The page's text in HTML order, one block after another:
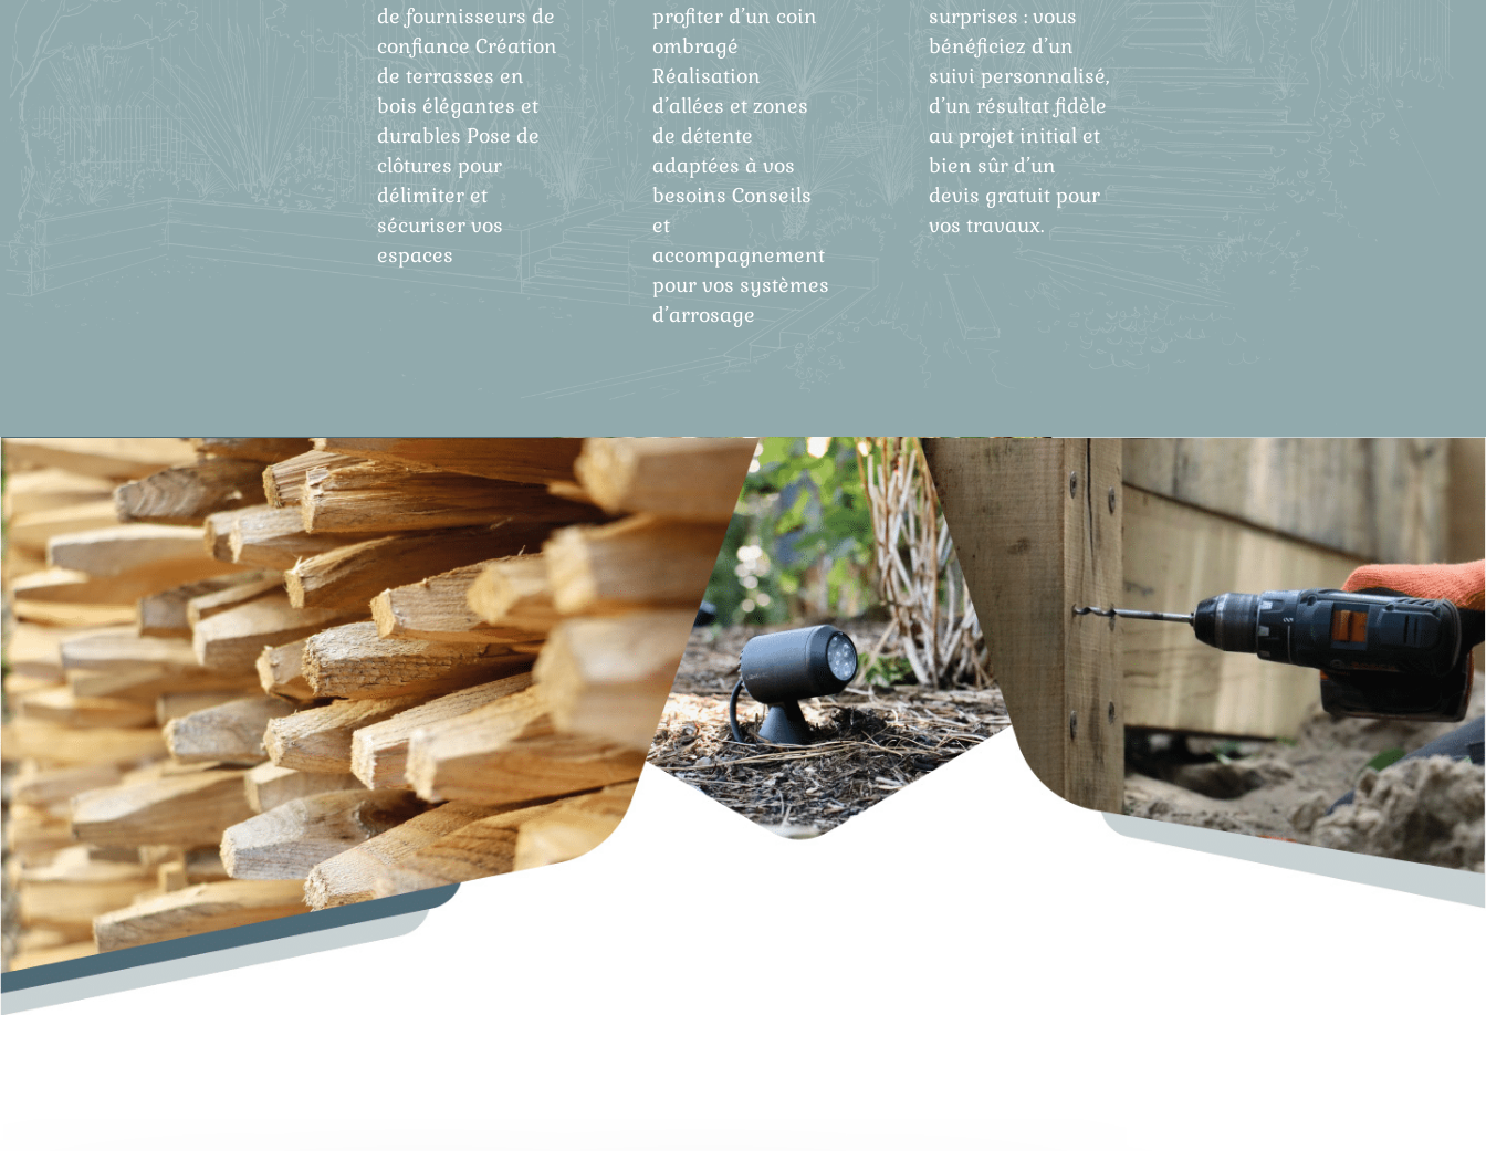
de fournisseurs de
confiance Création
de terrasses en
bois élégantes et
durables Pose de
clôtures pour
délimiter et
sécuriser vos
espaces
profiter d’un coin
ombragé
Réalisation
d’allées et zones
de détente
adaptées à vos
besoins Conseils
et
accompagnement
pour vos systèmes
d’arrosage
surprises : vous
bénéficiez d’un
suivi personnalisé,
d’un résultat fidèle
au projet initial et
bien sûr d’un
devis gratuit pour
vos travaux.